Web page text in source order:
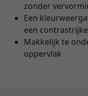
zonder
Een
een
Makkelijk te
oppervlak